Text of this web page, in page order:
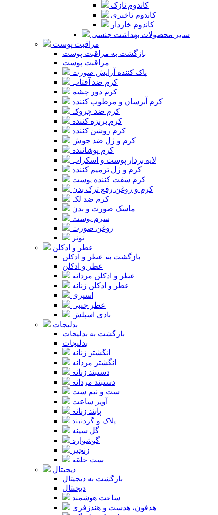
کاندوم نازک
کاندوم تاخیری
کاندوم خاردار
سایر محصولات بهداشت جنسی
مراقبت پوست
بازگشت به مراقبت پوست
مراقبت پوست
پاک کننده آرایش صورت
کرم ضد آفتاب
کرم دور چشم
کرم آبرسان و مرطوب کننده
کرم ضد چروک
کرم برنزه کننده
کرم روشن کننده
کرم و ژل ضد جوش
کرم پوشاننده
لایه بردار پوست و اسکراب
کرم و ژل ترمیم کننده
کرم سفت کننده پوست
کرم و روغن رفع ترک بدن
کرم ضد لک
ماسک صورت و بدن
سرم پوست
روغن صورت
تونر
عطر و ادکلن
بازگشت به عطر و ادکلن
عطر و ادکلن
عطر و ادکلن مردانه
عطر و ادکلن زنانه
اسپری
عطر جیبی
بادی اسپلش
بدلیجات
بازگشت به بدلیجات
بدلیجات
انگشتر زنانه
انگشتر مردانه
دستبند زنانه
دستبند مردانه
ست و نیم ست
آویز ساعت
پابند زنانه
پلاک و گردنبند
گل سینه
گوشواره
زنجیر
ست حلقه
دیجیتال
بازگشت به دیجیتال
دیجیتال
ساعت هوشمند
هدفون، هدست و هندزفری